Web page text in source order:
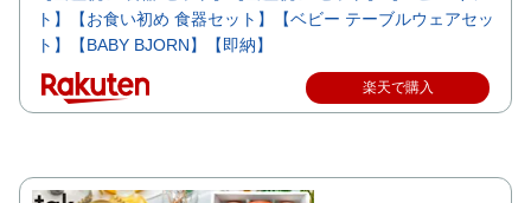
ト】【お食い初め 食器セット】【ベビー テーブルウェアセッ
ト】【BABY BJORN】【即納】
楽天で購入